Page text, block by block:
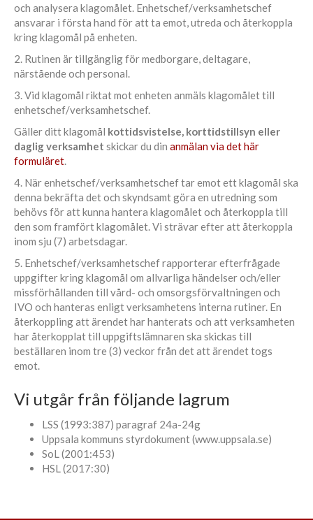
och analysera klagomålet. Enhetschef/verksamhetschef
ansvarar i första hand för att ta emot, utreda och återkoppla
kring klagomål på enheten.
2. Rutinen är tillgänglig för medborgare, deltagare,
närstående och personal.
3. Vid klagomål riktat mot enheten anmäls klagomålet till
enhetschef/verksamhetschef.
Gäller ditt klagomål kottidsvistelse, korttidstillsyn eller
daglig verksamhet skickar du din anmälan via det här
formuläret
4. När enhetschef/verksamhetschef tar emot ett klagomål ska
denna bekräfta det och skyndsamt göra en utredning som
behövs för att kunna hantera klagomålet och återkoppla till
den som framfört klagomålet. Vi strävar efter att återkoppla
inom sju (7) arbetsdagar.
5. Enhetschef/verksamhetschef rapporterar efterfrågade
uppgifter kring klagomål om allvarliga händelser och/eller
missförhållanden till vård- och omsorgsförvaltningen och
IVO och hanteras enligt verksamhetens interna rutiner. En
återkoppling att ärendet har hanterats och att verksamheten
har återkopplat till uppgiftslämnaren ska skickas till
beställaren inom tre (3) veckor från det att ärendet togs
emot.
Vi utgår från följande lagrum
LSS (1993:387) paragraf 24a-24g
Uppsala kommuns styrdokument (www.uppsala.se)
SoL (2001:453)
HSL (2017:30)